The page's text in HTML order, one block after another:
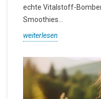
echte Vitalstoff-
Smoothies...
weiterlesen